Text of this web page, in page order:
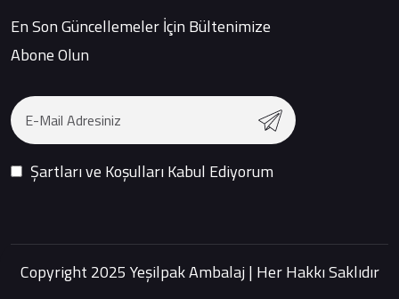
En Son Güncellemeler İçin Bültenimize
Abone Olun
Şartları ve Koşulları Kabul Ediyorum
Copyright 2025 Yeşilpak Ambalaj | Her Hakkı Saklıdır